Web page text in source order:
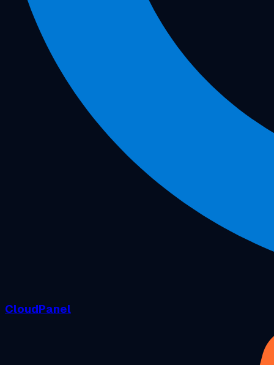
CloudPanel